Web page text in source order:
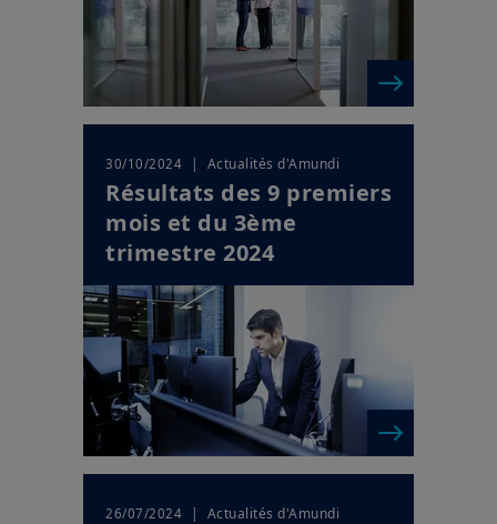
30/10/2024 | Actualités d'Amundi
Résultats des 9 premiers
mois et du 3ème
trimestre 2024
26/07/2024 | Actualités d'Amundi